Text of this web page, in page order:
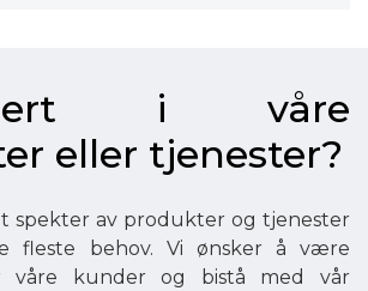
i våre
eller tjenester?
spekter av produkter og tjenester
fleste behov. Vi ønsker å være
våre kunder og bistå med vår